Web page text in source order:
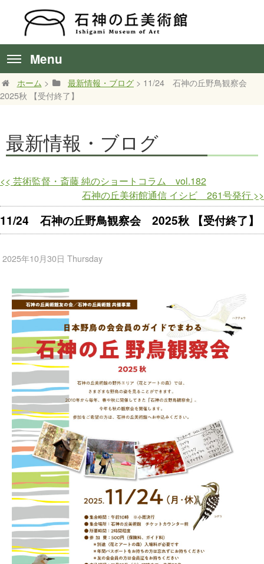
Menu
ホーム > 最新情報・ブログ > 11/24 石神の丘野鳥観察会
2025秋 【受付終了】
最新情報・ブログ
<< 芸術監督・斎藤 純のショートコラム vol.182
石神の丘美術館通信 イシビ 261号発行 >>
11/24 石神の丘野鳥観察会 2025秋 【受付終了】
2025年10月30日 Thursday